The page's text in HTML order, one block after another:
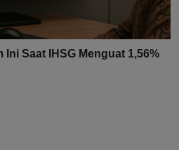
Saat IHSG Menguat 1,56%